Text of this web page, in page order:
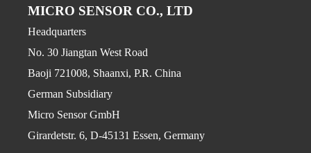
MICRO SENSOR CO., LTD
Headquarters
No. 30 Jiangtan West Road
Baoji 721008, Shaanxi, P.R. China
German Subsidiary
Micro Sensor GmbH
Girardetstr. 6, D-45131 Essen, Germany